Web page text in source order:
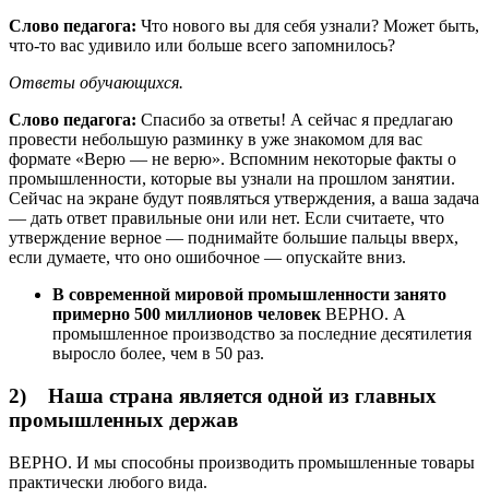
Слово педагога: Что нового вы для себя узнали? Может быть,
что-то вас удивило или больше всего запомнилось?
Ответы обучающихся.
Слово педагога: Спасибо за ответы! А сейчас я предлагаю
провести небольшую разминку в уже знакомом для вас
формате «Верю — не верю». Вспомним некоторые факты о
промышленности, которые вы узнали на прошлом занятии.
Сейчас на экране будут появляться утверждения, а ваша задача
— дать ответ правильные они или нет. Если считаете, что
утверждение верное — поднимайте большие пальцы вверх,
если думаете, что оно ошибочное — опускайте вниз.
В современной мировой промышленности занято
примерно 500 миллионов человек ВЕРНО. А
промышленное производство за последние десятилетия
выросло более, чем в 50 раз.
2) Наша страна является одной из главных
промышленных держав
ВЕРНО. И мы способны производить промышленные товары
практически любого вида.